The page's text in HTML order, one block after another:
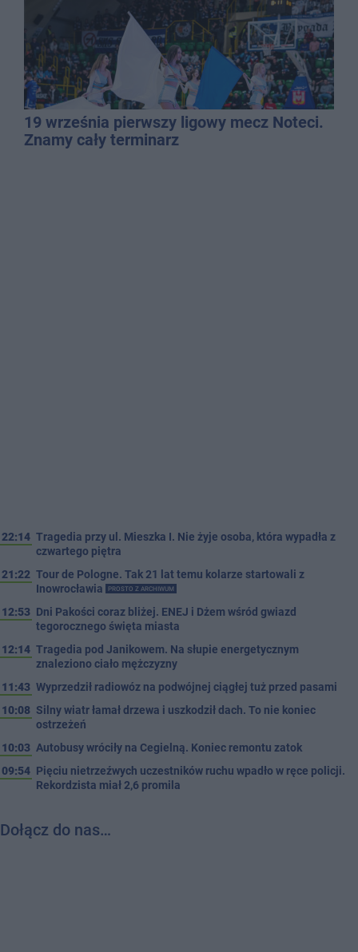
19 września pierwszy ligowy mecz Noteci.
Znamy cały terminarz
22:14 Tragedia przy ul. Mieszka I. Nie żyje osoba, która wypadła z
czwartego piętra
21:22 Tour de Pologne. Tak 21 lat temu kolarze startowali z
Inowrocławia
PROSTO Z ARCHIWUM
12:53 Dni Pakości coraz bliżej. ENEJ i Dżem wśród gwiazd
tegorocznego święta miasta
12:14 Tragedia pod Janikowem. Na słupie energetycznym
znaleziono ciało mężczyzny
11:43 Wyprzedził radiowóz na podwójnej ciągłej tuż przed pasami
10:08 Silny wiatr łamał drzewa i uszkodził dach. To nie koniec
ostrzeżeń
10:03 Autobusy wróciły na Cegielną. Koniec remontu zatok
09:54 Pięciu nietrzeźwych uczestników ruchu wpadło w ręce policji.
Rekordzista miał 2,6 promila
Dołącz do nas…